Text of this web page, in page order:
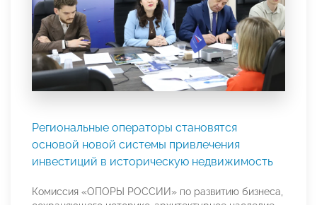
Региональные операторы становятся
основой новой системы привлечения
инвестиций в историческую недвижимость
Комиссия «ОПОРЫ РОССИИ» по развитию бизнеса,